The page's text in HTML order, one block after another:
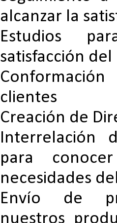
alcanzar la
Estudios
satisfacción
clientes
Creación de
Interrelación
para
necesidades
Envío de
nuestros